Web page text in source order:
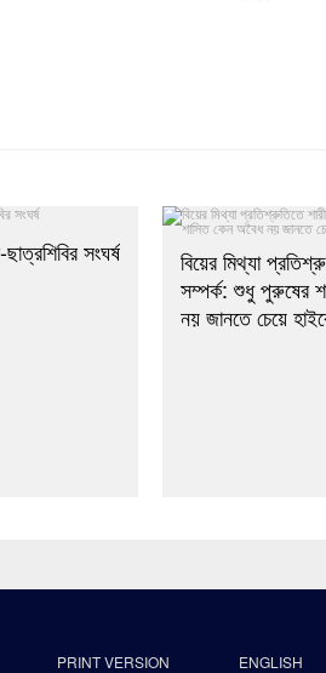
সংঘর্ষ
বিয়ের মিথ্যা
সম্পর্ক: শুধু পুরুষের
নয় জানতে চেয়ে
PRINT VERSION ENGLISH